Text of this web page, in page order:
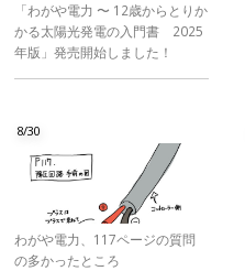
「わがや電力 〜 12歳からとりか
かる太陽光発電の入門書 2025
年版」発売開始しました！
8/30
わがや電力、117ページの質問
の多かったところ